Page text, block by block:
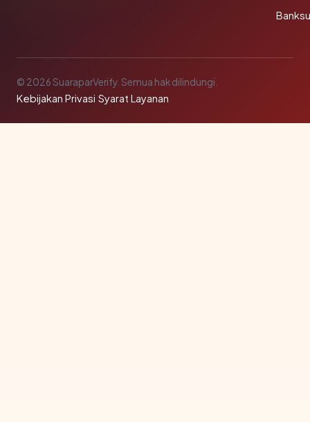
© 2026 SuaraparVerify. Semua hak dilindungi.
Kebijakan Privasi·Syarat Layanan